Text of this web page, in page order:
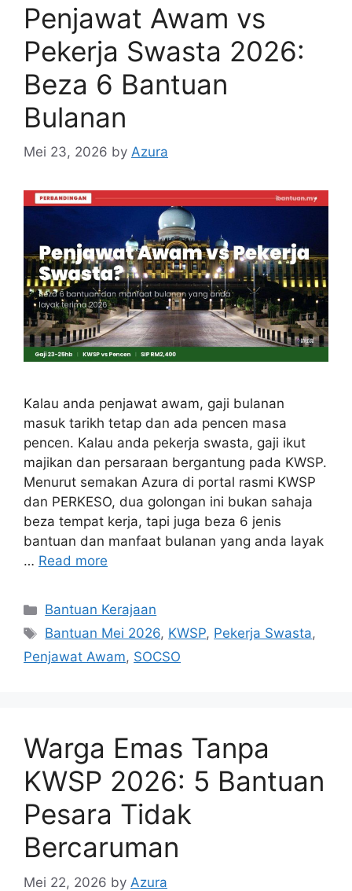
Penjawat Awam vs
Pekerja Swasta 2026:
Beza 6 Bantuan
Bulanan
Mei 23, 2026 by Azura
Kalau anda penjawat awam, gaji bulanan
masuk tarikh tetap dan ada pencen masa
pencen. Kalau anda pekerja swasta, gaji ikut
majikan dan persaraan bergantung pada KWSP.
Menurut semakan Azura di portal rasmi KWSP
dan PERKESO, dua golongan ini bukan sahaja
beza tempat kerja, tapi juga beza 6 jenis
bantuan dan manfaat bulanan yang anda layak
… Read more
Categories
Bantuan Kerajaan
Tags
Bantuan Mei 2026, KWSP, Pekerja Swasta,
Penjawat Awam, SOCSO
Warga Emas Tanpa
KWSP 2026: 5 Bantuan
Pesara Tidak
Bercaruman
Mei 22, 2026 by Azura